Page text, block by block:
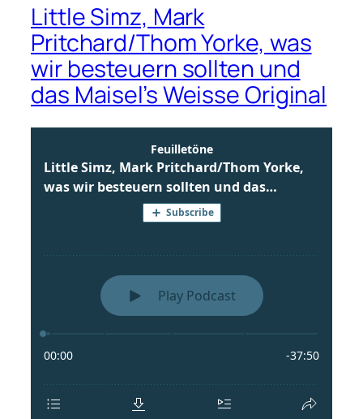
Little Simz, Mark
Pritchard/Thom Yorke, was
wir besteuern sollten und
das Maisel’s Weisse Original